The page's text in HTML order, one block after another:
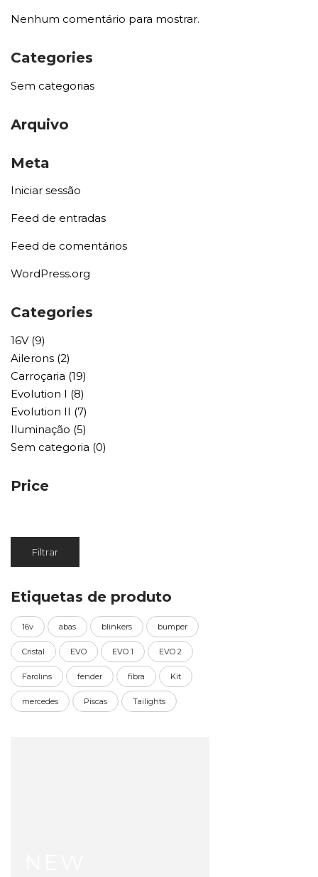
Nenhum comentário para mostrar.
Categories
Sem categorias
Arquivo
Meta
Iniciar sessão
Feed de entradas
Feed de comentários
WordPress.org
Categories
16V (9)
Ailerons (2)
Carroçaria (19)
Evolution I (8)
Evolution II (7)
Iluminação (5)
Sem categoria (0)
Price
Preço
PreçoFiltrar
Etiquetas de produto
16v abas blinkers bumper
Cristal EVO EVO 1 EVO 2
Farolins fender fibra Kit
mercedes Piscas Tailights